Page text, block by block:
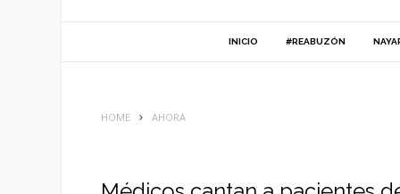
INICIO #REABUZÓN
HOME AHORA